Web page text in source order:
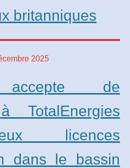
britanniques
2025
accepte de
TotalEnergies
licences
dans le bassin